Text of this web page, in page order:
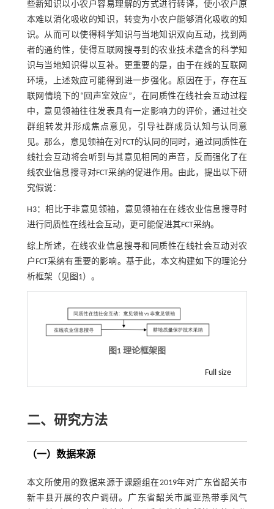
些新知识以小农户容易理解的方式进行转译，使小农户原
本难以消化吸收的知识，转变为小农户能够消化吸收的知
识。从而可以使得科学知识与当地知识双向互动，找到两
者的通约性，使得互联网搜寻到的农业技术蕴含的科学知
识与当地知识得以互补。更重要的是，由于在线的互联网
环境，上述效应可能得到进一步强化。原因在于，存在互
联网情境下的“回声室效应”，在同质性在线社会互动过程
中，意见领袖往往发表具有一定影响力的评价，通过社交
群组转发并形成焦点意见，引导社群成员认知与认同意
见。那么，意见领袖在对FCT的认同的同时，通过同质性在
线社会互动将会听到与其意见相同的声音，反而强化了在
线农业信息搜寻对FCT采纳的促进作用。由此，提出以下研
究假说：
H3：相比于非意见领袖，意见领袖在在线农业信息搜寻时
进行同质性在线社会互动，更可能促进其FCT采纳。
综上所述，在线农业信息搜寻和同质性在线社会互动对农
户FCT采纳有重要的影响。基于此，本文构建如下的理论分
析框架（见图1）。
图1 理论框架图
Full size
二、研究方法
（一）数据来源
本文所使用的数据来源于课题组在2019年对广东省韶关市
新丰县开展的农户调研。广东省韶关市属亚热带季风气